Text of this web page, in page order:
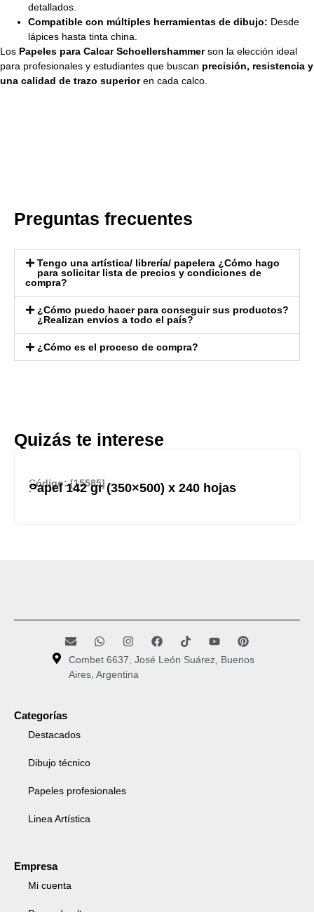
detallados.
Compatible con múltiples herramientas de dibujo: Desde
lápices hasta tinta china.
Los Papeles para Calcar Schoellershammerson la elección ideal
para profesionales y estudiantes que buscan precisión, resistencia y
una calidad de trazo superioren cada calco.
Preguntas frecuentes
Tengo una artística/ librería/ papelera ¿Cómo hago
para solicitar lista de precios y condiciones de
compra?
¿Cómo puedo hacer para conseguir sus productos?
¿Realizan envíos a todo el país?
¿Cómo es el proceso de compra?
Quizás te interese
Código: [15585]
Papel 142 gr (350×500) x 240 hojas
Combet 6637, José León Suárez, Buenos
Aires, Argentina
Categorías
Destacados
Dibujo técnico
Papeles profesionales
Linea Artística
Empresa
Mi cuenta